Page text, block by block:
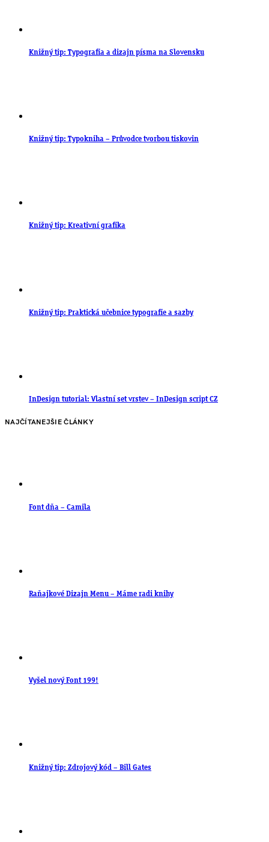
Knižný tip: Typografia a dizajn písma na Slovensku
Knižný tip: Typokniha – Průvodce tvorbou tiskovin
Knižný tip: Kreativní grafika
Knižný tip: Praktická učebnice typografie a sazby
InDesign tutorial: Vlastní set vrstev – InDesign script CZ
NAJČÍTANEJŠIE ČLÁNKY
Font dňa – Camila
Raňajkové Dizajn Menu – Máme radi knihy
Vyšel nový Font 199!
Knižný tip: Zdrojový kód – Bill Gates